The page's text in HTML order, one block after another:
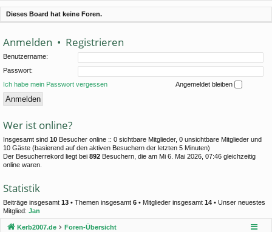
Dieses Board hat keine Foren.
Anmelden • Registrieren
Benutzername:
Passwort:
Ich habe mein Passwort vergessen
Angemeldet bleiben
Wer ist online?
Insgesamt sind 10 Besucher online :: 0 sichtbare Mitglieder, 0 unsichtbare Mitglieder und
10 Gäste (basierend auf den aktiven Besuchern der letzten 5 Minuten)
Der Besucherrekord liegt bei 892 Besuchern, die am Mi 6. Mai 2026, 07:46 gleichzeitig
online waren.
Statistik
Beiträge insgesamt 13 • Themen insgesamt 6 • Mitglieder insgesamt 14 • Unser neuestes
Mitglied: Jan
Kerb2007.de Foren-Übersicht